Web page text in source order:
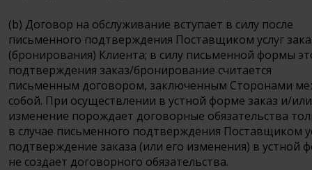
(b) Договор на обслуживание вступает в силу после
письменного подтверждения Поставщиком услуг
(бронирования) Клиента; в силу письменной формы
подтверждения заказ/бронирование считается
письменным договором, заключенным Сторонами
собой. При осуществлении в устной форме заказ и/
изменение порождает договорные обязательства
в случае письменного подтверждения Поставщиком
подтверждение заказа (или его изменения) в устной
не создает договорного обязательства.